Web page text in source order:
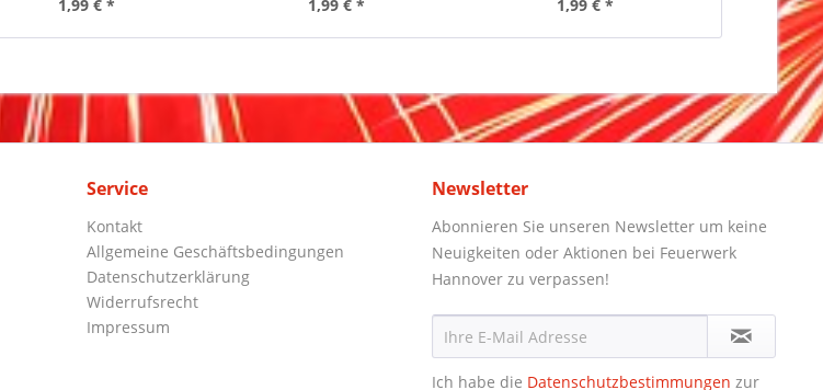
1,99 € * 1,99 € * 1,99 € *
Service
Kontakt
Allgemeine Geschäftsbedingungen
Datenschutzerklärung
Widerrufsrecht
Impressum
Newsletter
Abonnieren Sie unseren Newsletter um keine
Neuigkeiten oder Aktionen bei Feuerwerk
Hannover zu verpassen!
Ich habe die Datenschutzbestimmungen zur